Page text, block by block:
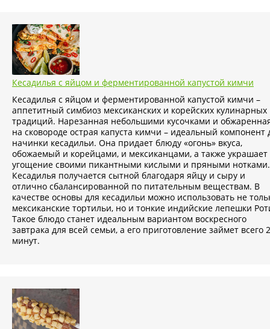
Кесадилья с яйцом и ферментированной капустой кимчи
Кесадилья с яйцом и ферментированной капустой кимчи –
аппетитный симбиоз мексиканских и корейских кулинарных
традиций. Нарезанная небольшими кусочками и
на сковороде острая капуста кимчи – идеальный компонент
начинки кесадильи. Она придает блюду «огонь» вкуса,
обожаемый и корейцами, и мексиканцами, а также украшает
угощение своими пикантными кислыми и пряными нотками.
Кесадилья получается сытной благодаря яйцу и сыру и
отлично сбалансированной по питательным веществам. В
качестве основы для кесадильи можно использовать не
мексиканские тортильи, но и тонкие индийские лепешки
Такое блюдо станет идеальным вариантом воскресного
завтрака для всей семьи, а его приготовление займет всего
минут.